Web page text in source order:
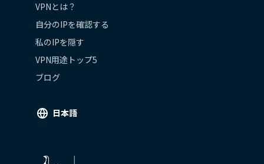
VPNとは？
自分のIPを確認する
私のIPを隠す
VPN用途トップ5
ブログ
日本語